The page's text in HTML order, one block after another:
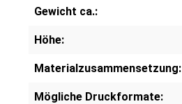
Gewicht ca.:
Höhe:
Materialzusammensetzung:
Mögliche Druckformate: